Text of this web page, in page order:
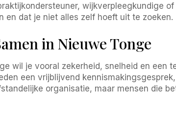
wijkverpleegkundige
en dat je niet alles zelf hoeft uit te zoeken.
in Nieuwe Tonge
wil je vooral zekerheid, snelheid en een
een vrijblijvend
organisatie, maar mensen die